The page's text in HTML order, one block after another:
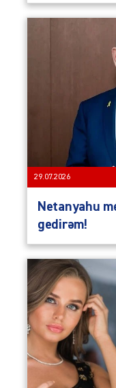
29.07.2026
Netanyahu
gedirəm!